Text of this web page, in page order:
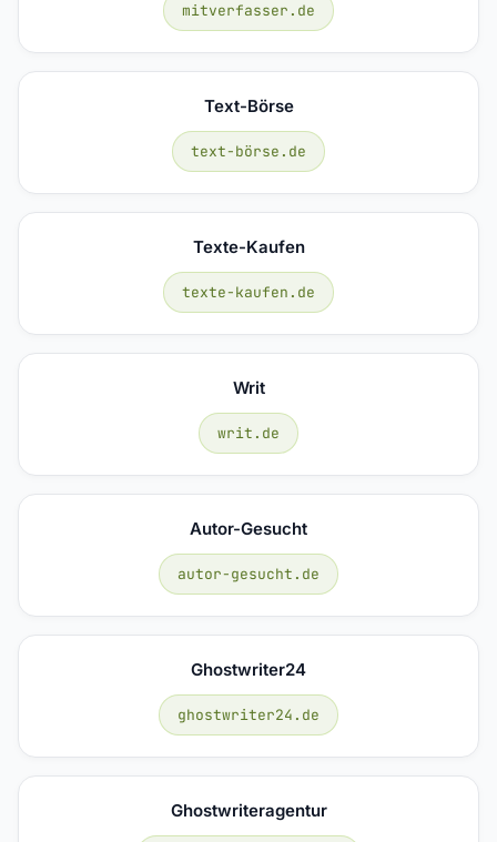
mitverfasser.de
Text-Börse
text-börse.de
Texte-Kaufen
texte-kaufen.de
Writ
writ.de
Autor-Gesucht
autor-gesucht.de
Ghostwriter24
ghostwriter24.de
Ghostwriteragentur